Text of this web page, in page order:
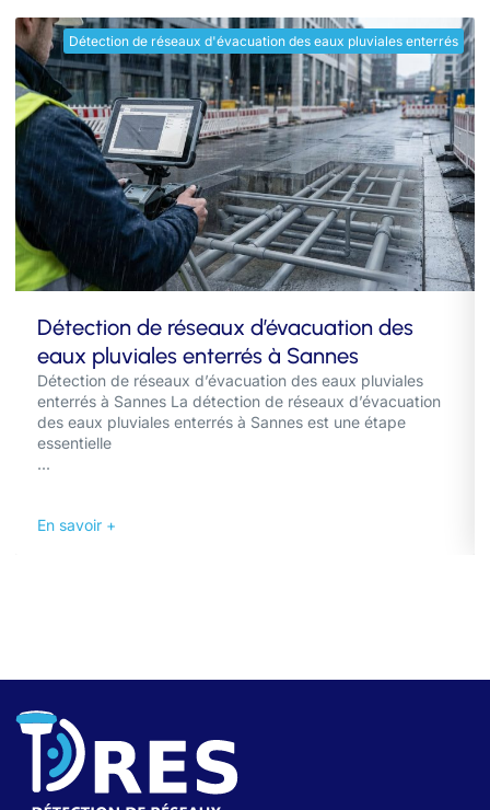
Détection de réseaux d'évacuation des eaux pluviales enterrés
Détection de réseaux d’évacuation des
eaux pluviales enterrés à Sannes
Détection de réseaux d’évacuation des eaux pluviales
enterrés à Sannes La détection de réseaux d’évacuation
des eaux pluviales enterrés à Sannes est une étape
essentielle
...
En savoir +